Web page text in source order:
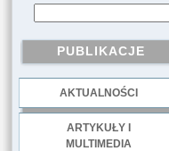
PUBLIKACJE
AKTUALNOŚCI
ARTYKUŁY I
MULTIMEDIA